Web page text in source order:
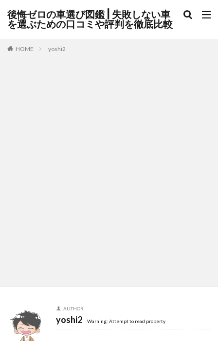
後悔ゼロの車選び図鑑 | 失敗しない車
を選ぶための口コミや評判を徹底比較
HOME yoshi2
AUTHOR
yoshi2 Warning: Attempt to read property